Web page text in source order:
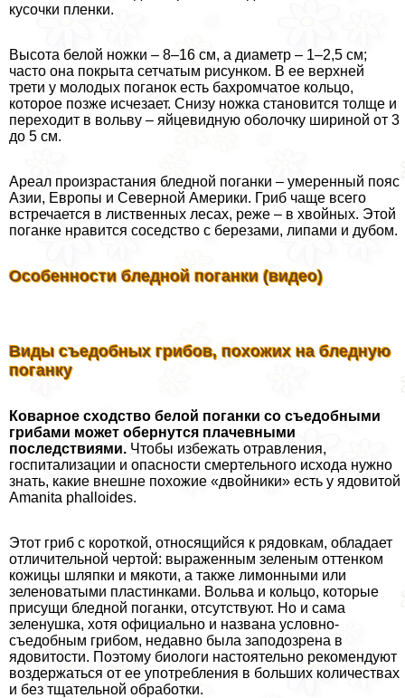
кусочки пленки.
Высота белой ножки – 8–16 см, а диаметр – 1–2,5 см;
часто она покрыта сетчатым рисунком. В ее верхней
трети у молодых поганок есть бахромчатое кольцо,
которое позже исчезает. Снизу ножка становится толще и
переходит в вольву – яйцевидную оболочку шириной от 3
до 5 см.
Ареал произрастания бледной поганки – умеренный пояс
Азии, Европы и Северной Америки. Гриб чаще всего
встречается в лиственных лесах, реже – в хвойных. Этой
поганке нравится соседство с березами, липами и дубом.
Особенности бледной поганки (видео)
Виды съедобных грибов, похожих на бледную
поганку
Коварное сходство белой поганки со съедобными
грибами может обернутся плачевными
последствиями. Чтобы избежать отравления,
госпитализации и опасности cмepтельного исхода нужно
знать, какие внешне похожие «двойники» есть у ядовитой
Amanita phalloides.
Этот гриб с короткой, относящийся к рядовкам, обладает
отличительной чертой: выраженным зеленым оттенком
кожицы шляпки и мякоти, а также лимонными или
зеленоватыми пластинками. Вольва и кольцо, которые
присущи бледной поганки, отсутствуют. Но и сама
зеленушка, хотя официально и названа условно-
съедобным грибом, недавно была заподозрена в
ядовитости. Поэтому биологи настоятельно рекомендуют
воздержаться от ее употрeбления в больших количествах
и без тщательной обработки.